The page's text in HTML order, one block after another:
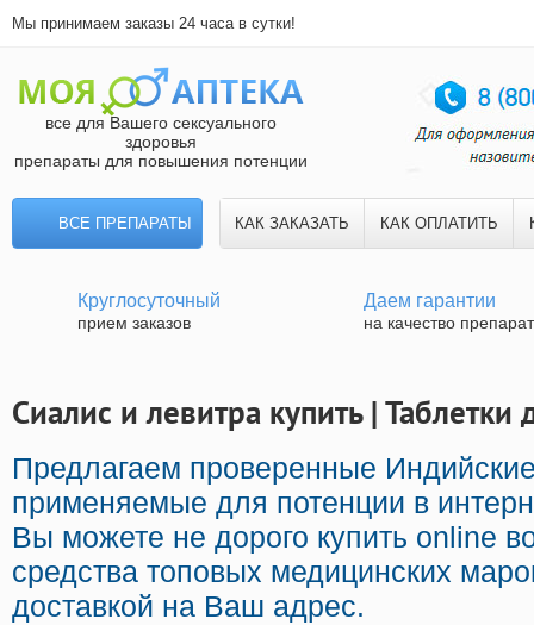
Мы принимаем заказы 24 часа в сутки!
все для Вашего сексуального
здоровья
препараты для повышения потенции
ВСЕ ПРЕПАРАТЫ КАК ЗАКАЗАТЬ КАК ОПЛАТИТЬ
Круглосуточный
прием заказов
Даем гарантии
на качество
Сиалис и левитра купить | Таблетки
Предлагаем проверенные
применяемые для потенции в
Вы можете не дорого купить online
средства топовых медицинских
доставкой на Ваш адрес.